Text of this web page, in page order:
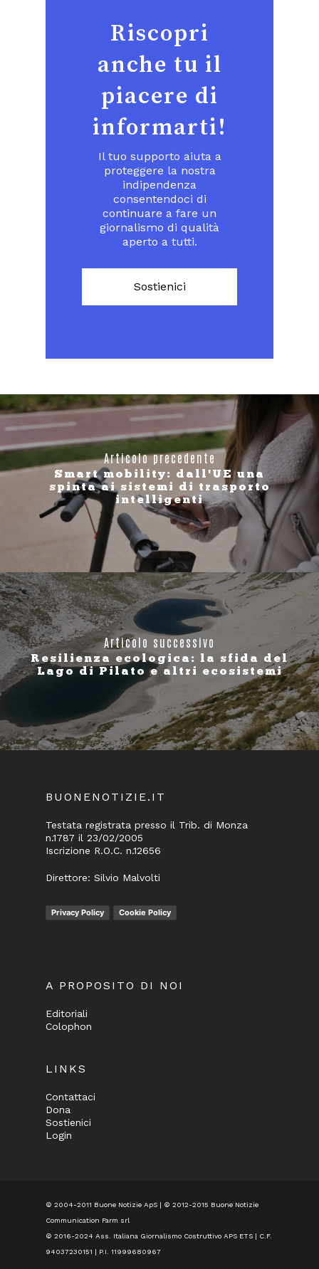
Riscopri
anche tu il
piacere di
informarti!
Il tuo supporto aiuta a
proteggere la nostra
indipendenza
consentendoci di
continuare a fare un
giornalismo di qualità
aperto a tutti.
Sostienici
Articolo precedente
Smart mobility: dall'UE una
spinta ai sistemi di trasporto
intelligenti
Articolo successivo
Resilienza ecologica: la sfida del
Lago di Pilato e altri ecosistemi
BUONENOTIZIE.IT
Testata registrata presso il Trib. di Monza
n.1787 il 23/02/2005
Iscrizione R.O.C. n.12656
Direttore: Silvio Malvolti
Privacy Policy Cookie Policy
A PROPOSITO DI NOI
Editoriali
Colophon
LINKS
Contattaci
Dona
Sostienici
Login
© 2004-2011 Buone Notizie ApS | © 2012-2015 Buone Notizie
Communication Farm srl
© 2016-2024 Ass. Italiana Giornalismo Costruttivo APS ETS | C.F.
94037230151 | P.I. 11999680967